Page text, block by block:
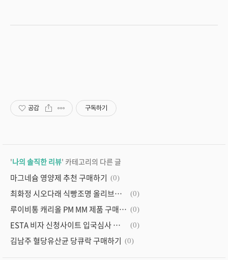
공감 구독하기
'나의 솔직한 리뷰' 카테고리의 다른 글
마그네슘 영양제 추천 구매하기 (0)
최화정 시오다래 식빵조명 올리브유 마스크팩 구매링크 바로가기 (0)
루이비통 캐리올 PM MM 제품 구매 알아보기 (0)
ESTA 비자 신청사이트 입국심사 영어레터 작성법 총정리 (0)
김남주 혈당유산균 당큐락 구매하기 (0)